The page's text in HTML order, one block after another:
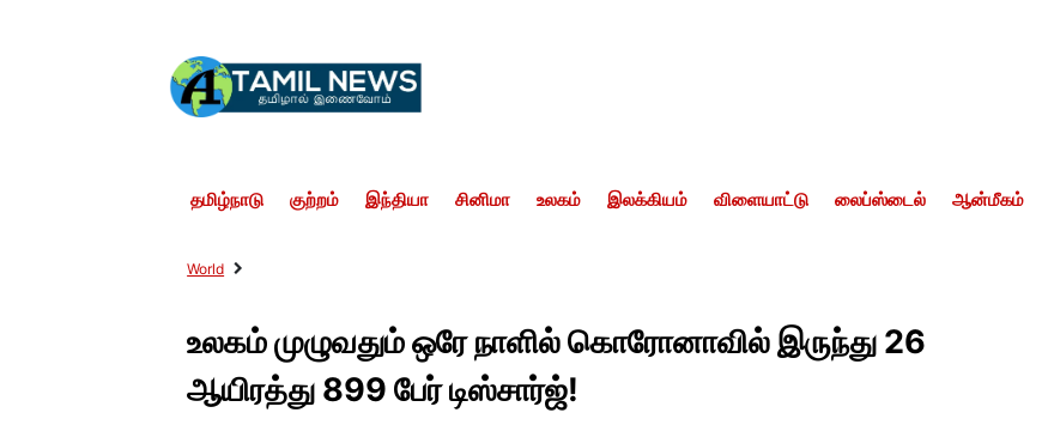
தமிழ்நாடு குற்றம் இந்தியா சினிமா உலகம் இலக்கியம் விளையாட்டு லைப்ஸ்டைல் ஆன்மீகம்
World
உலகம் முழுவதும் ஒரே நாளில் கொரோனாவில் இருந்து 26
ஆயிரத்து 899 பேர் டிஸ்சார்ஜ்!